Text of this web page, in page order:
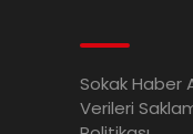
Sokak Haber
Verileri